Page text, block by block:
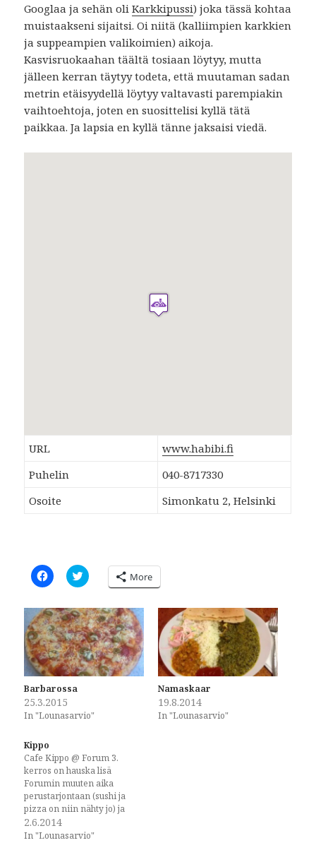
Googlaa ja sehän oliKarkkipussi) joka tässä kohtaa
muistaakseni sijaitsi. Oi niitä (kalliimpien karkkien
ja suppeampien valikoimien) aikoja.
Kasvisruokaahan täältä tosiaan löytyy, mutta
jälleen kerran täytyy todeta, että muutaman sadan
metrin etäisyydellä löytyy valtavasti parempiakin
vaihtoehtoja, joten en suosittelisi kyllä tätä
paikkaa. Ja lapsia en kyllä tänne jaksaisi viedä.
URL
www.habibi.fi
Puhelin
040-8717330
Osoite
Simonkatu 2, Helsinki
C
l
k
t
o
s
h
a
r
e
o
n
F
a
c
o
k
(
O
p
n
s
i
n
C
l
k
t
o
s
h
a
r
e
w
i
r
(
O
p
e
n
s
n
n
More
Barbarossa
25.3.2015
In "Lounasarvio"
Namaskaar
19.8.2014
In "Lounasarvio"
Kippo
Cafe Kippo @ Forum 3.
kerros on hauska lisä
Forumin muuten aika
perustarjontaan (sushi ja
pizza on niin nähty jo) ja
antaa mahdollisuuden
terveelliselle, mutta
2.6.2014
In "Lounasarvio"